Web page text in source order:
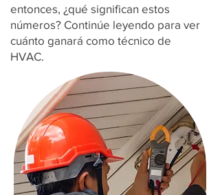
entonces, ¿qué significan estos
números? Continúe leyendo para ver
cuánto ganará como técnico de
HVAC.